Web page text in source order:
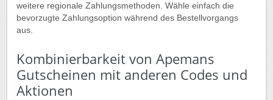
weitere regionale Zahlungsmethoden. Wähle einfach die
bevorzugte Zahlungsoption während des Bestellvorgangs
aus.
Kombinierbarkeit von Apemans
Gutscheinen mit anderen Codes und
Aktionen